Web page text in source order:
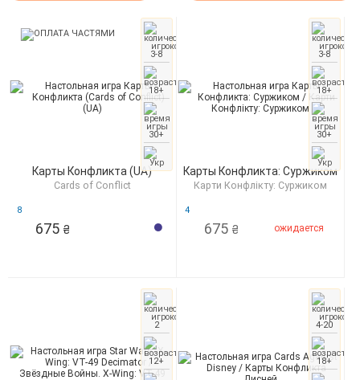
Карты Конфликта (UA)
Cards of Сonflict
3-8
18+
30+
8
675 ₴
Карты Конфликта: Суржиком
Карти Конфлікту: Суржиком
3-8
18+
30+
4
675 ₴ ожидается
2
12+
4-20
18+